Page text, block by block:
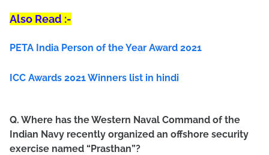
Also Read :-
PETA India Person of the Year Award 2021
ICC Awards 2021 Winners list in hindi
Q. Where has the Western Naval Command of the
Indian Navy recently organized an offshore security
exercise named “Prasthan”?